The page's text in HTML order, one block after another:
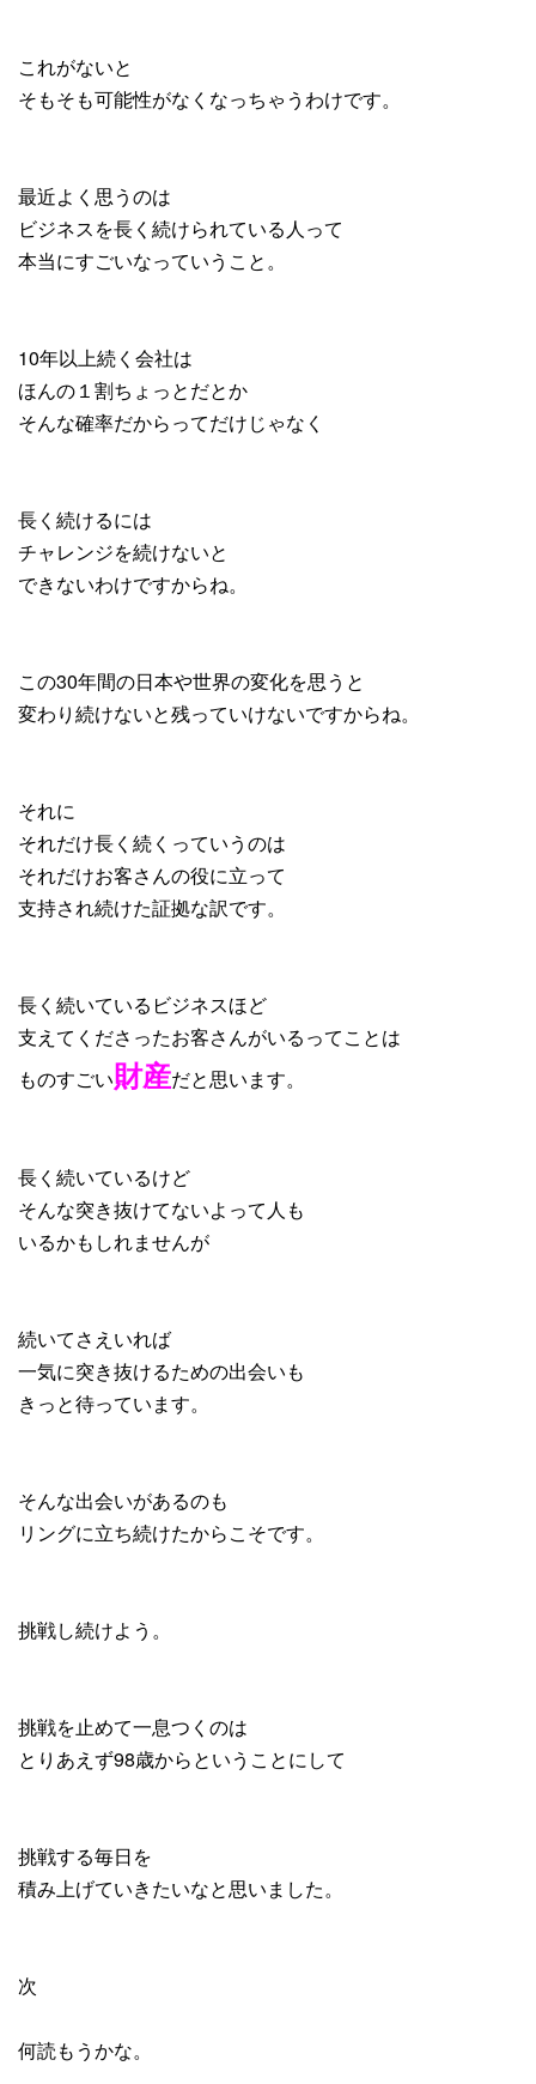
これがないと
そもそも可能性がなくなっちゃうわけです。
最近よく思うのは
ビジネスを長く続けられている人って
本当にすごいなっていうこと。
10年以上続く会社は
ほんの１割ちょっとだとか
そんな確率だからってだけじゃなく
長く続けるには
チャレンジを続けないと
できないわけですからね。
この30年間の日本や世界の変化を思うと
変わり続けないと残っていけないですからね。
それに
それだけ長く続くっていうのは
それだけお客さんの役に立って
支持され続けた証拠な訳です。
長く続いているビジネスほど
支えてくださったお客さんがいるってことは
ものすごい財産だと思います。
長く続いているけど
そんな突き抜けてないよって人も
いるかもしれませんが
続いてさえいれば
一気に突き抜けるための出会いも
きっと待っています。
そんな出会いがあるのも
リングに立ち続けたからこそです。
挑戦し続けよう。
挑戦を止めて一息つくのは
とりあえず98歳からということにして
挑戦する毎日を
積み上げていきたいなと思いました。
次
何読もうかな。